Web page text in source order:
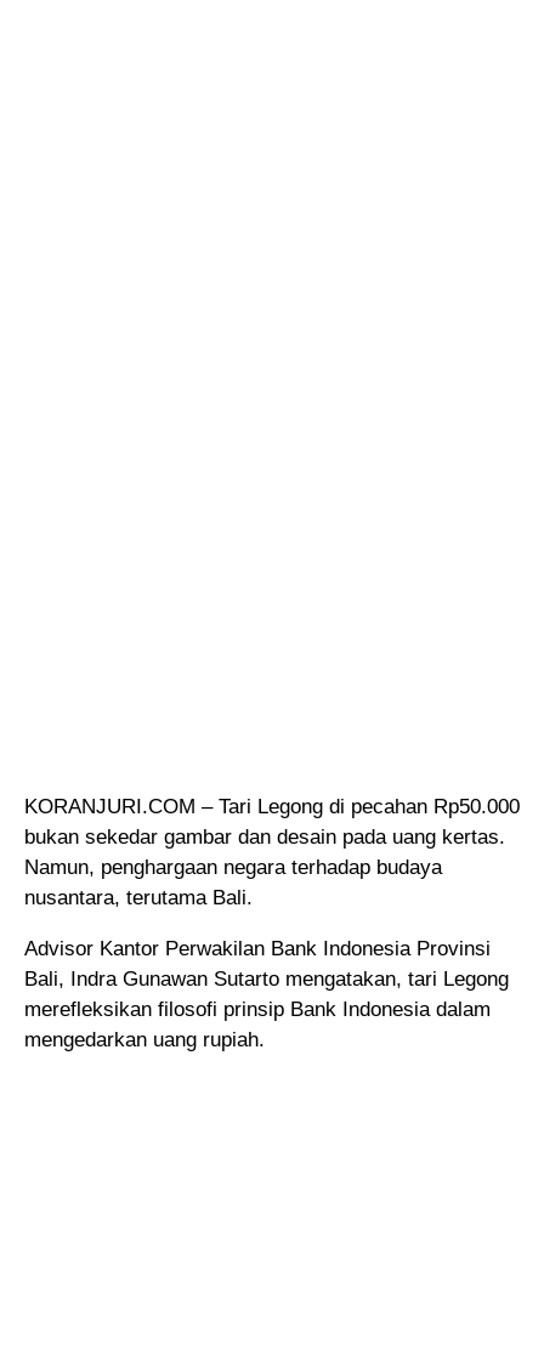
KORANJURI.COM – Tari Legong di pecahan Rp50.000
bukan sekedar gambar dan desain pada uang kertas.
Namun, penghargaan negara terhadap budaya
nusantara, terutama Bali.
Advisor Kantor Perwakilan Bank Indonesia Provinsi
Bali, Indra Gunawan Sutarto mengatakan, tari Legong
merefleksikan filosofi prinsip Bank Indonesia dalam
mengedarkan uang rupiah.